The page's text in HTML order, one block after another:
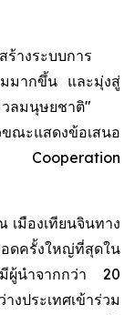
ร้างระบบการ
มมากขึ้น และมุ่งสู่
ลมนุษยชาติ"
ณะแสดงข้อเสนอ
Cooperation
เมืองเทียนจินทาง
ดครั้งใหญ่ที่สุดใน
นำจากกว่า 20
ประเทศเข้าร่วม